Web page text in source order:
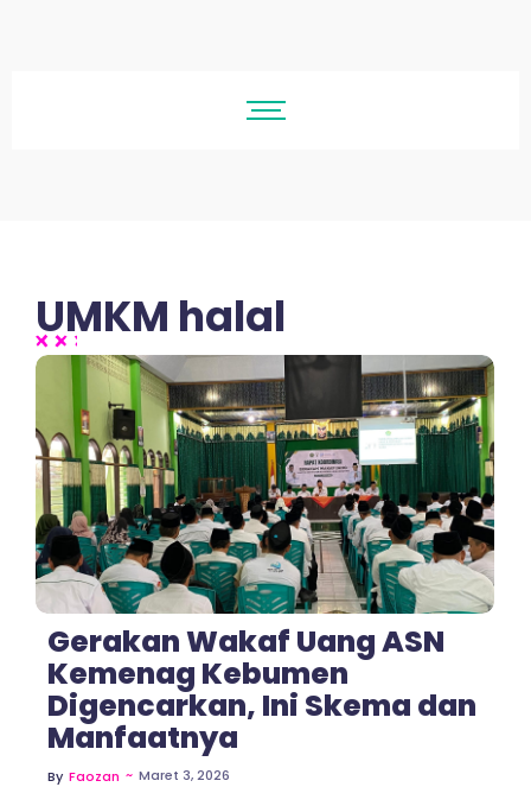
UMKM halal
No Comments
Gerakan Wakaf Uang ASN
Kemenag Kebumen
Digencarkan, Ini Skema dan
Manfaatnya
By Faozan ~ Maret 3, 2026